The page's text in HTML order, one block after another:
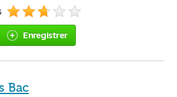
Enregistrer
Bac